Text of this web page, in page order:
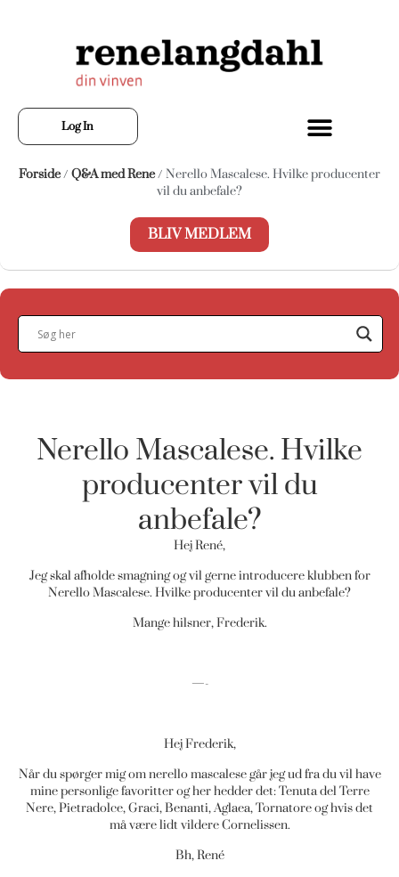
Log In
Forside/ Q&A med Rene/ Nerello Mascalese. Hvilke producenter
vil du anbefale?
BLIV MEDLEM
Nerello Mascalese. Hvilke
producenter vil du
anbefale?
Hej René,
Jeg skal afholde smagning og vil gerne introducere klubben for
Nerello Mascalese. Hvilke producenter vil du anbefale?
Mange hilsner, Frederik.
—-
Hej Frederik,
Når du spørger mig om nerello mascalese går jeg ud fra du vil have
mine personlige favoritter og her hedder det: Tenuta del Terre
Nere, Pietradolce, Graci, Benanti, Aglaea, Tornatore og hvis det
må være lidt vildere Cornelissen.
Bh, René